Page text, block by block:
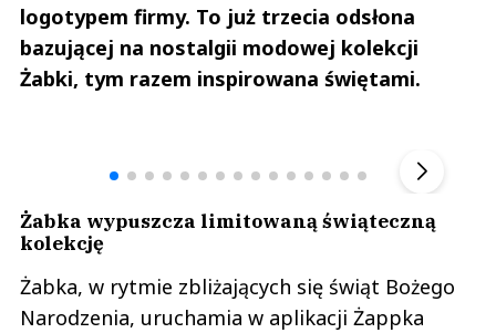
logotypem firmy. To już trzecia odsłona
bazującej na nostalgii modowej kolekcji
Żabki, tym razem inspirowana świętami.
Żabka wypuszcza limitowaną świąteczną
kolekcję
Żabka, w rytmie zbliżających się świąt Bożego
Narodzenia, uruchamia w aplikacji Żappka